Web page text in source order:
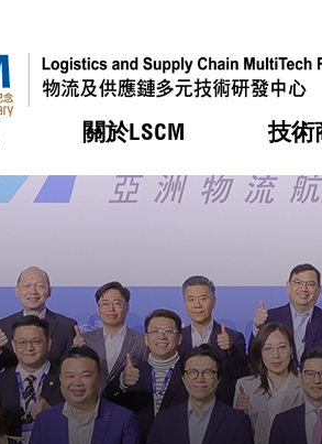
關於LSCM
機構簡介
組織架構
組織架構
董事局
研究顧問
技術
服務
可獲授權
應用於公
重點項目
合作計劃
資助計劃
資助計劃
稅務優惠
申請
評審
活動
獎項
新聞中心
媒體報導
新聞稿
會籍及服
會員列表
會員登入